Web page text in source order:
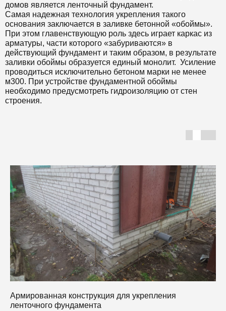
домов является ленточный фундамент.
Самая надежная технология укрепления такого
основания заключается в заливке бетонной «обоймы».
При этом главенствующую роль здесь играет каркас из
арматуры, части которого «забуриваются» в
действующий фундамент и таким образом, в результате
заливки обоймы образуется единый монолит. Усиление
проводиться исключительно бетоном марки не менее
м300. При устройстве фундаментной обоймы
необходимо предусмотреть гидроизоляцию от стен
строения.
Армированная конструкция для укрепления
ленточного фундамента